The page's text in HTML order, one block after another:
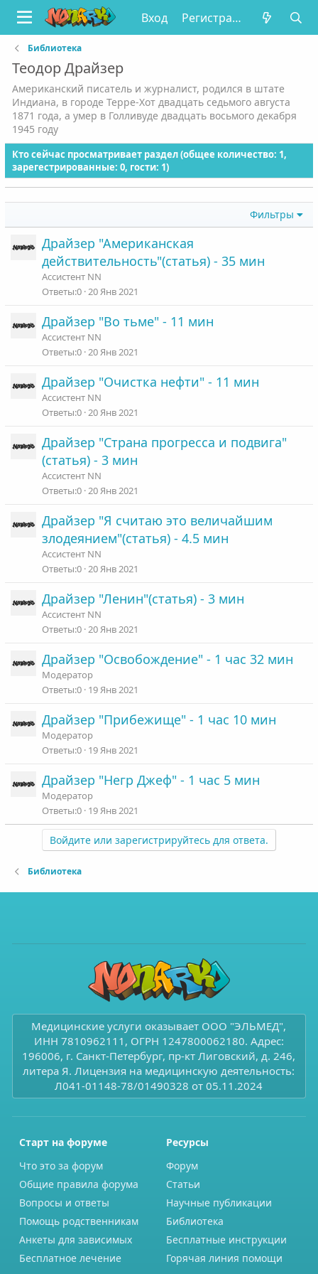
Вход Регистрация
Библиотека
Теодор Драйзер
Американский писатель и журналист, родился в штате
Индиана, в городе Терре-Хот двадцать седьмого августа
1871 года, а умер в Голливуде двадцать восьмого декабря
1945 году
Кто сейчас просматривает раздел (общее количество: 1,
зарегестрированные: 0, гости: 1)
Фильтры
Драйзер "Американская
действительность"(статья) - 35 мин
Ассистент NN
0 20 Янв 2021
Драйзер "Во тьме" - 11 мин
Ассистент NN
0 20 Янв 2021
Драйзер "Очистка нефти" - 11 мин
Ассистент NN
0 20 Янв 2021
Драйзер "Страна прогресса и подвига"
(статья) - 3 мин
Ассистент NN
0 20 Янв 2021
Драйзер "Я считаю это величайшим
злодеянием"(статья) - 4.5 мин
Ассистент NN
0 20 Янв 2021
Драйзер "Ленин"(статья) - 3 мин
Ассистент NN
0 20 Янв 2021
Драйзер "Освобождение" - 1 час 32 мин
Модератор
0 19 Янв 2021
Драйзер "Прибежище" - 1 час 10 мин
Модератор
0 19 Янв 2021
Драйзер "Негр Джеф" - 1 час 5 мин
Модератор
0 19 Янв 2021
Войдите или зарегистрируйтесь для ответа.
Библиотека
Медицинские услуги оказывает ООО "ЭЛЬМЕД",
ИНН 7810962111, ОГРН 1247800062180. Адрес:
196006, г. Санкт-Петербург, пр-кт Лиговский, д. 246,
литера Я. Лицензия на медицинскую деятельность:
Л041-01148-78/01490328 от 05.11.2024
Старт на форуме
Что это за форум
Общие правила форума
Вопросы и ответы
Помощь родственникам
Анкеты для зависимых
Бесплатное лечение
Ресурсы
Форум
Статьи
Научные публикации
Библиотека
Бесплатные инструкции
Горячая линия помощи